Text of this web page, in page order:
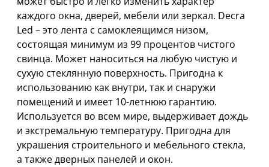
каждого окна, дверей, мебели или зеркал. Decra
Led – это лента с самоклеящимся низом,
состоящая минимум из 99 процентов чистого
свинца. Может наноситься на любую чистую и
сухую стеклянную поверхность. Пригодна к
использованию как внутри, так и снаружи
помещений и имеет 10-летнюю гарантию.
Используется во всем мире, выдерживает дождь
и экстремальную температуру. Пригодна для
украшения строительного и мебельного стекла,
а также дверных панелей и окон.